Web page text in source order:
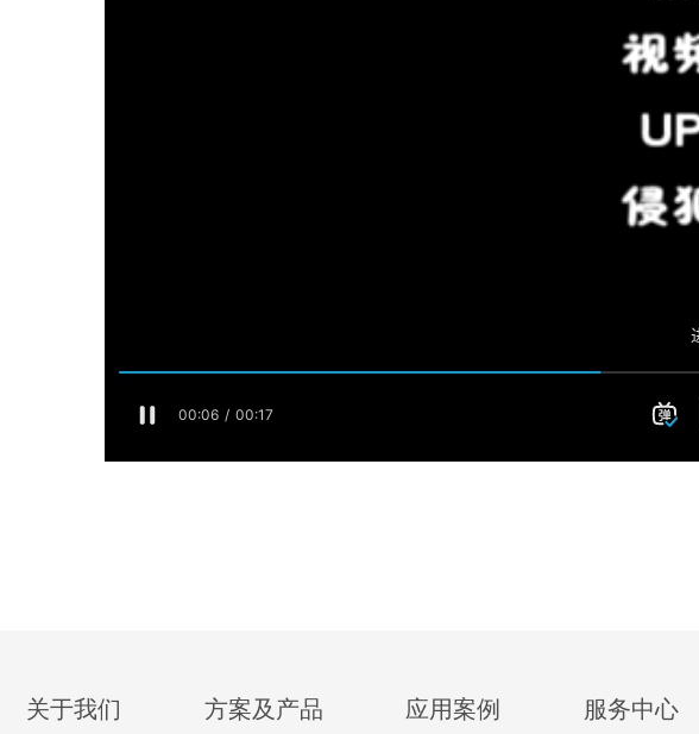
关于我们 方案及产品 应用案例 服务中心